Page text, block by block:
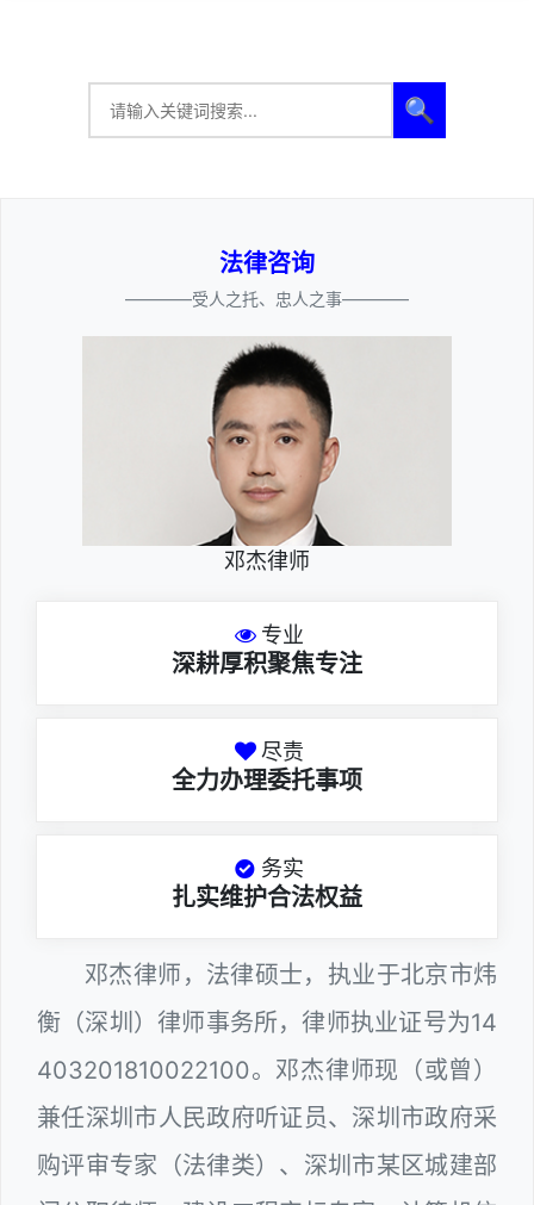
🔍
法律咨询
————受人之托、忠人之事————
邓杰律师
专业
深耕厚积聚焦专注
尽责
全力办理委托事项
务实
扎实维护合法权益
邓杰律师，法律硕士，执业于北京市炜
衡（深圳）律师事务所，律师执业证号为14
403201810022100。邓杰律师现（或曾）
兼任深圳市人民政府听证员、深圳市政府采
购评审专家（法律类）、深圳市某区城建部